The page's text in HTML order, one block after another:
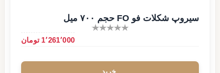
سیروپ شکلات فو FO حجم ۷۰۰ میل
1٬261٬000 تومان